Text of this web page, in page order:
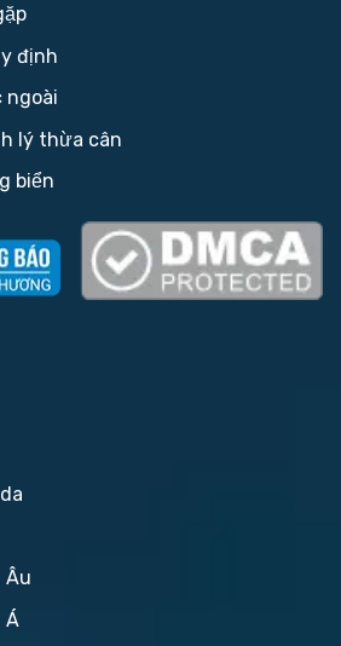
định
ngoài
lý thừa cân
biển
Âu
Á